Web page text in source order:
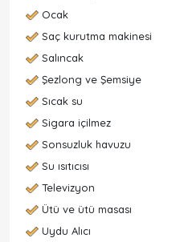
Ocak
Saç kurutma makinesi
Salıncak
Şezlong ve Şemsiye
Sıcak su
Sigara içilmez
Sonsuzluk havuzu
Su ısıtıcısı
Televizyon
Ütü ve ütü masası
Uydu Alıcı